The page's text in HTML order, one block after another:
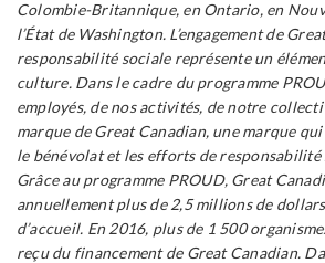
Colombie-Britannique, en Ontario, en
l’État de Washington. L’engagement de
responsabilité sociale représente un
culture. Dans le cadre du programme
employés, de nos activités, de notre
marque de Great Canadian, une marque
le bénévolat et les efforts de responsabilité
Grâce au programme PROUD, Great
annuellement plus de 2,5 millions de
d’accueil. En 2016, plus de 1 500
reçu du financement de Great Canadian.